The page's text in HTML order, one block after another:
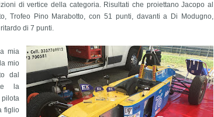
di vertice della categoria. Risultati che proiettano Jacopo al
Trofeo Pino Marabotto, con 51 punti, davanti a Di Modugno,
di 7 punti.
mia
mio
dal
la
pilota
figlio